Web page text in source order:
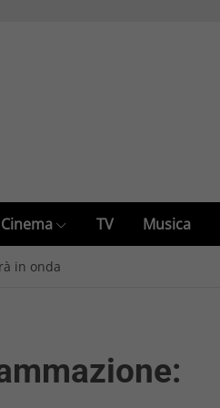
Cinema TV Musica
in onda